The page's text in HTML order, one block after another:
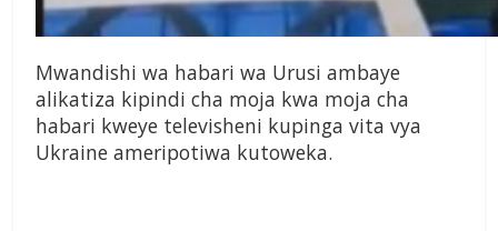
Mwandishi wa habari wa Urusi ambaye
alikatiza kipindi cha moja kwa moja cha
habari kweye televisheni kupinga vita vya
Ukraine ameripotiwa kutoweka.